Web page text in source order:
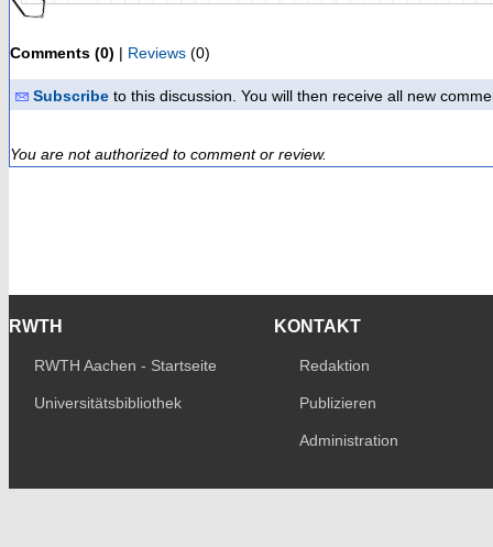
Comments (0) | Reviews (0)
Subscribe to this discussion. You will then receive all new
You are not authorized to comment or review.
RWTH
RWTH Aachen - Startseite
Universitätsbibliothek
KONTAKT
Redaktion
Publizieren
Administration